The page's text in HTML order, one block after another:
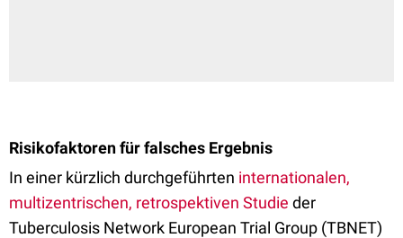
Risikofaktoren für falsches Ergebnis
In einer kürzlich durchgeführten internationalen,
multizentrischen, retrospektiven Studie der
Tuberculosis Network European Trial Group (TBNET)